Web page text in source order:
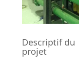
Descriptif du
projet